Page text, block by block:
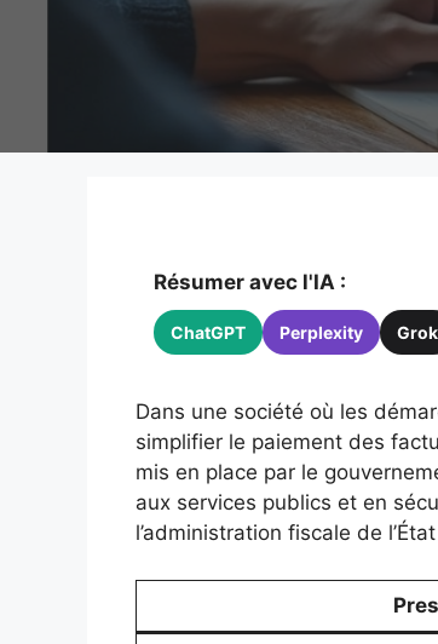
Résumer avec l'IA :
ChatGPT Perplexity Grok
Dans une société où les
simplifier le paiement des
mis en place par le
aux services publics et en
l’administration fiscale de